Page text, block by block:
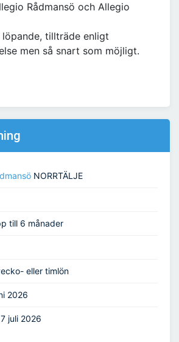
Rådmansö och Allegio
tillträde enligt
men så snart som möjligt.
NORRTÄLJE
till 6 månader
eller timlön
2026
juli 2026